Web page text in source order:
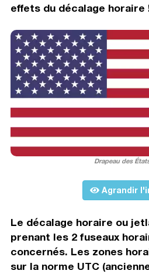
effets du décalage horaire
Drapeau des
Agrandir
Le décalage horaire ou
prenant les 2 fuseaux
concernés. Les zones
sur la norme UTC